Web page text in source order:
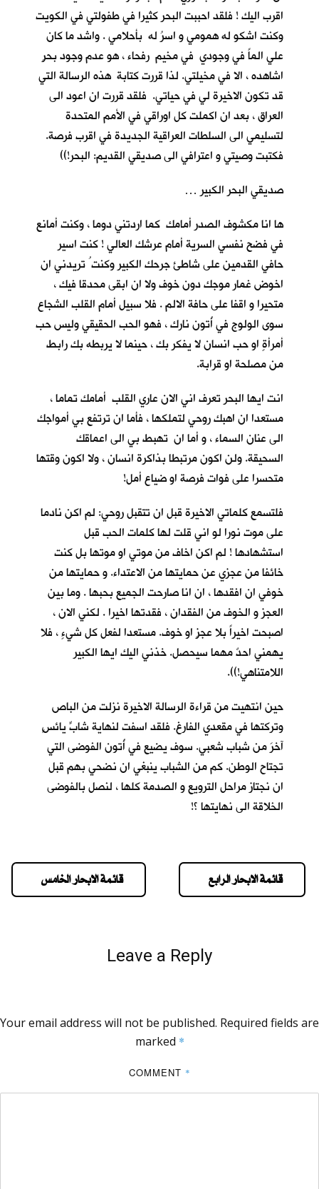
اقرب اليك ! فلقد احببت البحر كثيرا في طفولتي في الكويت
وكنت اشكو له همومي و اسرُ له بأحلامي . واشد ما كان
علي الماً في وجودي في مخيم رفحاء ، هو عدم وجود بحرٍ
اشاهده ، الا في مخيلتي. لذا قررت كتابة هذه الرسالة التي
قد تكون الاخيرة لي في حياتي. فلقد قررت ان اعود الى
العراق ، بعد ان اكملت كل اوراقي في الأمم المتحدة
لتسليمي الى السلطات العراقية الجديدة في اقرب فرصة.
فكتبت وصيتي و اعترافي الى صديقي القديم: البحر!))
صديقي البحر الكبير …
ها انا مكشوف الصدر أمامك كما اردتني دوما ، وكنت أمانع
في فضح نفسي السرية أمام عرشك العالي ! كنت اسير
حافي القدمين على شاطئ جرحك الكبير وكنت ُ تريدني ان
اخوض غمار موجك دون خوف ولا ان ابقى محدقا فيك ،
متحيرا و اقفا على حافة الالم . فلا سبيل أمام القلب الشجاع
سوى الولوج في أُتون نارك ، فهو الحب الحقيقي وليس حب
أمرأةٍ او حب انسان لا يفكر بك ، حينما لا يربطه بك رابط
من مصلحة او قرابة.
انت ايها البحر تعرف اني الان عاري القلب أمامك تماما ،
مستعدا ان اهبك روحي لتملكها ، فأما ان ترتفع بي أمواجك
الى عنان السماء ، و أما ان تهبط بي الى اعماقك
السحيقة. ولن اكون مرتبطا بذاكرة انسان ، ولا اكون وقتها
متحسرا على فوات فرصة او ضياع أمل!
فلتسمع كلماتي الاخيرة قبل ان تتقبل روحي: لم اكن نادما
على موت نورا لو اني قلت لها كلمات الحب قبل
استشهادها ! لم اكن اخاف من موتي او موتها بل كنت
خائفا من عجزي عن حمايتها من الاعتداء. و حمايتها من
خوفي ان افقدها ، ان انا صارحت الجميع بحبها . وما بين
العجز و الخوف من الفقدان ، فقدتها اخيرا . لكني الان ،
اصبحت اخيراً بلا عجزٍ او خوف. مستعدا لفعل كل شيءٍ ، فلا
يهمني احدٌ مهما سيحصل. خذني اليك ايها الكبير
اللامتناهي!)).
حين انتهيت من قراءة الرسالة الاخيرة نزلت من الباص
وتركتها في مقعدي الفارغ. فلقد اسفت لنهاية شابٍّ يائسٍ
آخرَ من شباب شعبي. سوف يضيع في أُتون الفوضى التي
تجتاح الوطن. كم من الشباب ينبغي ان نضحي بهم قبل
ان نجتاز مراحل الترويع و الصدمة كلها ، لنصل بالفوضى
الخلاقة الى نهايتها ؟!
قائمة الابحار الخامس قائمة الابحار الرابع
Leave a Reply
Your email address will not be published. Required fields are
marked *
COMMENT *